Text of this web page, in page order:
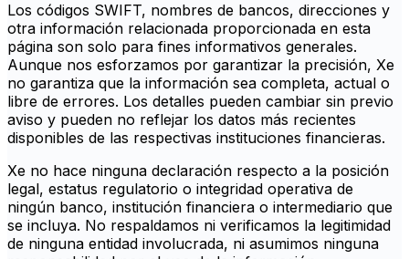
Los códigos SWIFT, nombres de bancos, direcciones y
otra información relacionada proporcionada en esta
página son solo para fines informativos generales.
Aunque nos esforzamos por garantizar la precisión, Xe
no garantiza que la información sea completa, actual o
libre de errores. Los detalles pueden cambiar sin previo
aviso y pueden no reflejar los datos más recientes
disponibles de las respectivas instituciones financieras.
Xe no hace ninguna declaración respecto a la posición
legal, estatus regulatorio o integridad operativa de
ningún banco, institución financiera o intermediario que
se incluya. No respaldamos ni verificamos la legitimidad
de ninguna entidad involucrada, ni asumimos ninguna